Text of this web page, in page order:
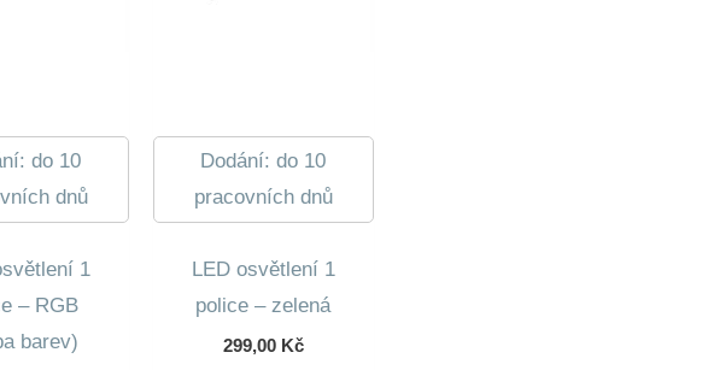
do 10
dnů
1
– RGB
barev)
Dodání: do 10
pracovních dnů
LED osvětlení 1
police – zelená
299,00 Kč